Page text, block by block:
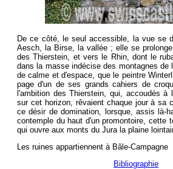
De ce côté, le seul accessible, la vue se
Aesch, la Birse, la vallée ; elle se
des Thierstein, et vers le Rhin, dont le
dans la masse indécise des montagnes de
de calme et d'espace, que le peintre
page d'un de ses grands cahiers de
l'ambition des Thierstein, qui, accoudés à
sur cet horizon, rêvaient chaque jour à sa
ce désir de domination, lorsque, assis là-
contemple du haut d'un promontoire, cette
qui ouvre aux monts du Jura la plaine
Les ruines appartiennent à Bâle-Campagne
Bibliographie